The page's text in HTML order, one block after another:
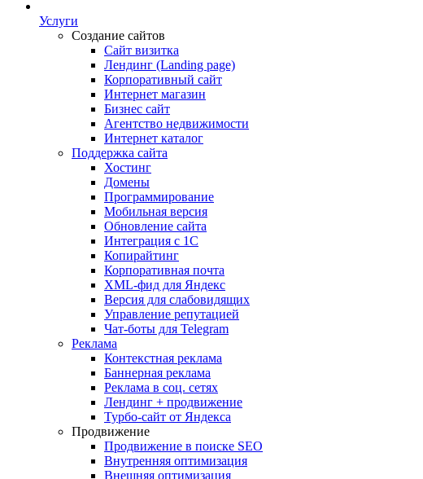
Услуги
Создание сайтов
Сайт визитка
Лендинг (Landing page)
Корпоративный сайт
Интернет магазин
Бизнес сайт
Агентство недвижимости
Интернет каталог
Поддержка сайта
Хостинг
Домены
Программирование
Мобильная версия
Обновление сайта
Интеграция с 1С
Копирайтинг
Корпоративная почта
XML-фид для Яндекс
Версия для слабовидящих
Управление репутацией
Чат-боты для Telegram
Реклама
Контекстная реклама
Баннерная реклама
Реклама в соц. сетях
Лендинг + продвижение
Турбо-сайт от Яндекса
Продвижение
Продвижение в поиске SEO
Внутренняя оптимизация
Внешняя оптимизация